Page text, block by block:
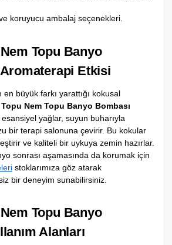
koruyucu ambalaj seçenekleri.
Topu Banyo
Etkisi
en büyük farkı yarattığı kokusal
Nem Topu Banyo Bombası
yağlar, suyun buharıyla
bir terapi salonuna çevirir. Bu kokular
ve kaliteli bir uykuya zemin hazırlar.
sonrası aşamasında da korumak için
stoklarımıza göz atarak
bir deneyim sunabilirsiniz.
Topu Banyo
Alanları